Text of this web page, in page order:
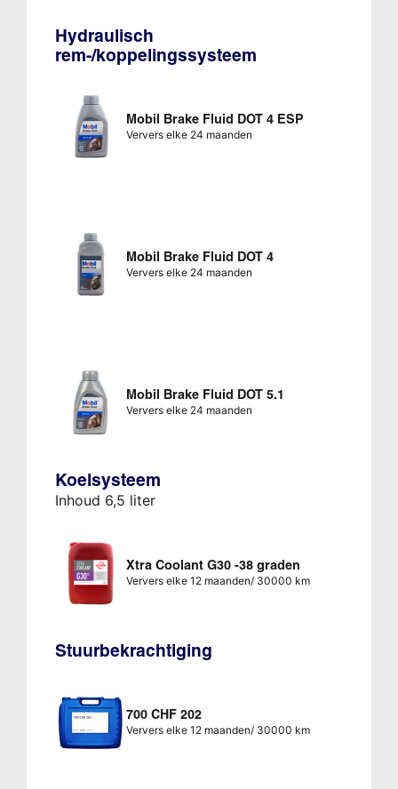
Hydraulisch
rem-/koppelingssysteem
Mobil Brake Fluid DOT 4 ESP
Ververs elke 24 maanden
Mobil Brake Fluid DOT 4
Ververs elke 24 maanden
Mobil Brake Fluid DOT 5.1
Ververs elke 24 maanden
Koelsysteem
Inhoud 6,5 liter
Xtra Coolant G30 -38 graden
Ververs elke 12 maanden/ 30000 km
Stuurbekrachtiging
700 CHF 202
Ververs elke 12 maanden/ 30000 km